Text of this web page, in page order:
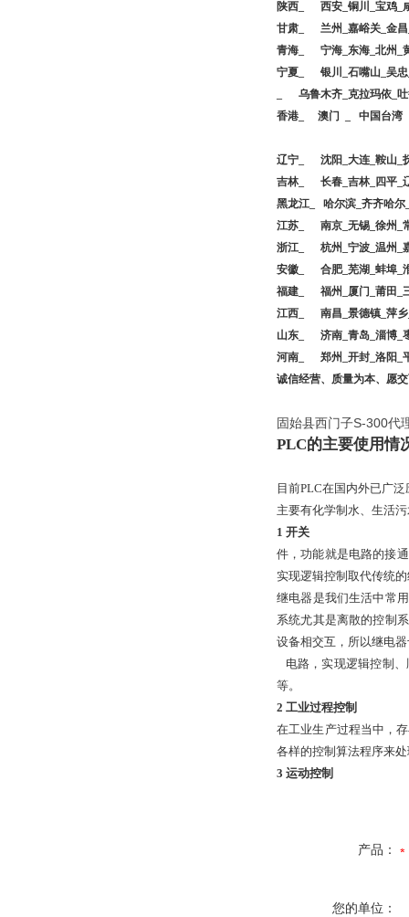
陕西_ 西安_铜川_宝鸡_
甘肃_ 兰州_嘉峪关_金昌_
青海_ 宁海_东海_北州_
宁夏_ 银川_石嘴山_吴忠
_ 乌鲁木齐_克拉玛依_吐
香港_ 澳门 _ 中国台湾
辽宁_ 沈阳_大连_鞍山_抚
吉林_ 长春_吉林_四平_
黑龙江_ 哈尔滨_齐齐哈尔
江苏_ 南京_无锡_徐州_
浙江_ 杭州_宁波_温州_
安徽_ 合肥_芜湖_蚌埠_淮
福建_ 福州_厦门_莆田_
江西_ 南昌_景德镇_萍乡
山东_ 济南_青岛_淄博_枣
河南_ 郑州_开封_洛阳_平
诚信经营、质量为本、愿
固始县西门子S-300代
PLC的主要使用情
目前PLC在国内外已广
主要有化学制水、生活
1 开关
件，功能就是电路的接
实现逻辑控制取代传统
继电器是我们生活中常
系统尤其是离散的控制
设备相交互，所以继电
电路，实现逻辑控制
等。
2 工业过程控制
在工业生产过程当中，
各样的控制算法程序来
3 运动控制
产品：
您的单位：